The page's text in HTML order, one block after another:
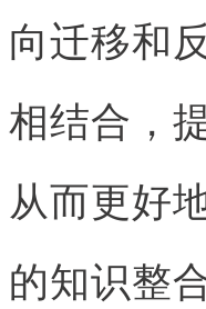
向迁移和
相结合，
从而更好
的知识整